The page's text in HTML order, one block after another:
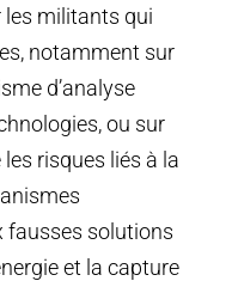
militants qui
notamment sur
d’analyse
ou sur
risques liés à la
fausses solutions
et la capture